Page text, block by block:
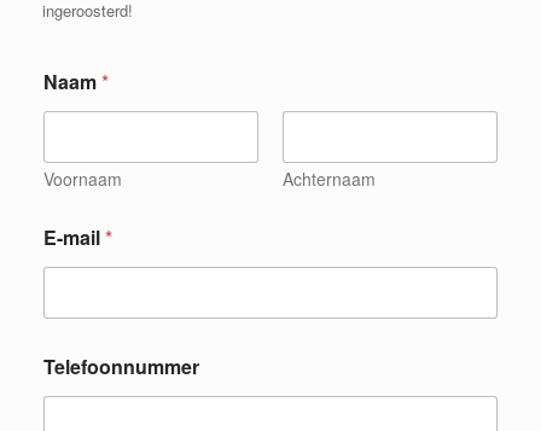
ingeroosterd!
Naam*
Voornaam Achternaam
e
e
i
f
o
i
E-mail*
Telefoonnummer